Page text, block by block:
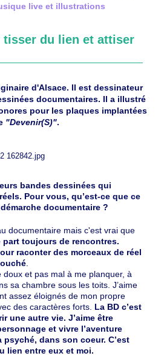
live et illustrations
tisser du lien et attiser
d'Alsace. Il est dessinateur
documentaires. Il a illustré
pour les plaques implantées
"Devenir(S)".
bandes dessinées qui
Pour vous, qu’est-ce que ce
documentaire ?
documentaire mais c'est vrai que
part toujours de rencontres.
raconter des morceaux de réel
et pas mal à me planquer, à
sa chambre sous les toits. J’aime
assez éloignés de mon propre
des caractères forts. La BD c’est
une autre vie. J’aime être
et vivre l’aventure
dans son coeur. C’est
lien entre eux et moi.